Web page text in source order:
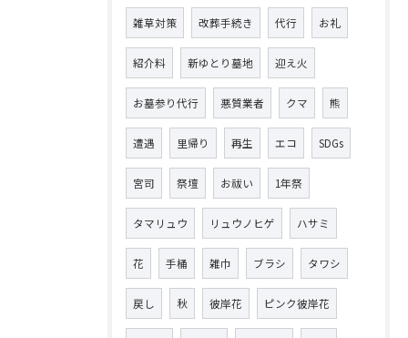
雑草対策 改葬手続き 代行 お礼
紹介料 新ゆとり墓地 迎え火
お墓参り代行 悪質業者 クマ 熊
遭遇 里帰り 再生 エコ SDGs
宮司 祭壇 お祓い 1年祭
タマリュウ リュウノヒゲ ハサミ
花 手桶 雑巾 ブラシ タワシ
戻し 秋 彼岸花 ピンク彼岸花